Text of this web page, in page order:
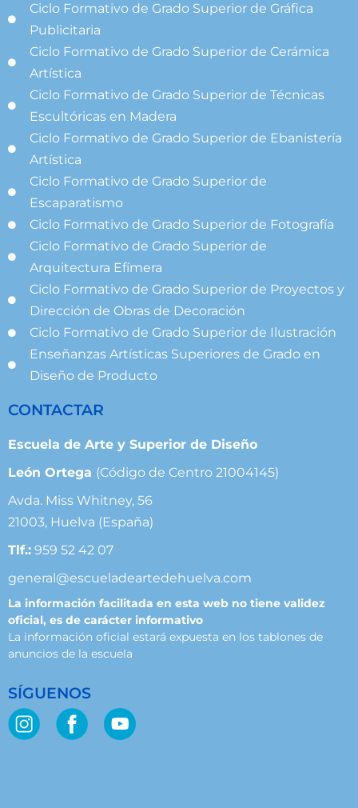
Ciclo Formativo de Grado Superior de Gráfica
Publicitaria
Ciclo Formativo de Grado Superior de Cerámica
Artística
Ciclo Formativo de Grado Superior de Técnicas
Escultóricas en Madera
Ciclo Formativo de Grado Superior de Ebanistería
Artística
Ciclo Formativo de Grado Superior de
Escaparatismo
Ciclo Formativo de Grado Superior de Fotografía
Ciclo Formativo de Grado Superior de
Arquitectura Efímera
Ciclo Formativo de Grado Superior de Proyectos y
Dirección de Obras de Decoración
Ciclo Formativo de Grado Superior de Ilustración
Enseñanzas Artísticas Superiores de Grado en
Diseño de Producto
CONTACTAR
Escuela de Arte y Superior de Diseño
León Ortega (Código de Centro 21004145)
Avda. Miss Whitney, 56
21003, Huelva (España)
Tlf.: 959 52 42 07
general@escueladeartedehuelva.com
La información facilitada en esta web no tiene validez
oficial, es de carácter informativo
La información oficial estará expuesta en los tablones de
anuncios de la escuela
SÍGUENOS